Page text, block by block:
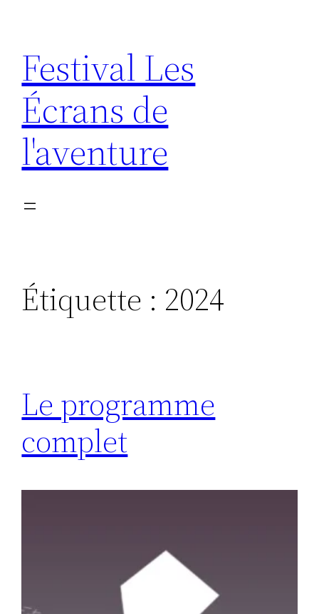
contenu
Festival Les
Écrans de
l'aventure
Étiquette : 2024
Le programme
complet